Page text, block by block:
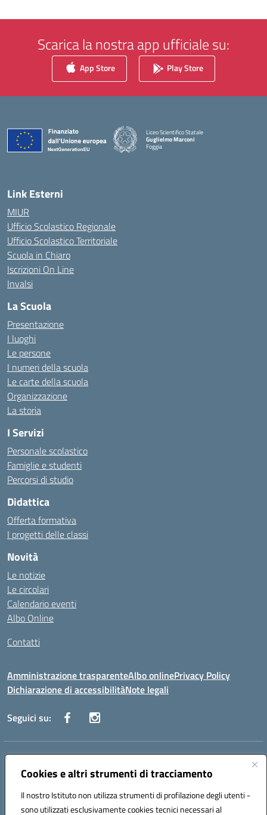
Cookies e altri strumenti di tracciamento
Il nostro Istituto non utilizza strumenti di profilazione degli utenti -
sono utilizzati esclusivamente cookies tecnici necessari al
Scarica la nostra app ufficiale su:
App Store Play Store
Liceo Scientifico Statale
Guglielmo Marconi
Foggia
— Visita la pagina iniziale della scuola
Link Esterni
MIUR
Ufficio Scolastico Regionale
Ufficio Scolastico Territoriale
Scuola in Chiaro
Iscrizioni On Line
Invalsi
La Scuola
Presentazione
I luoghi
Le persone
I numeri della scuola
Le carte della scuola
Organizzazione
La storia
I Servizi
Personale scolastico
Famiglie e studenti
Percorsi di studio
Didattica
Offerta formativa
I progetti delle classi
Novità
Le notizie
Le circolari
Calendario eventi
Albo Online
Contatti
Amministrazione trasparenteAlbo onlinePrivacy Policy
Dichiarazione di accessibilitàNote legali
Seguici su:
Indirizzo:
Centralino:0881636571 Email:fgps040004@istruzione.it
Codice fiscale: 80031370713